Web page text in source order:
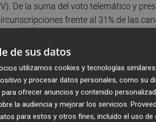
De la suma del voto telemático y
frente al 31% de las
como de la lista provincial con un
Blanesse ha impuestoal ex
de sus datos
utilizamos cookies y tecnologías
y procesar datos personales, como su
ofrecer anuncios y contenido
la audiencia y mejorar los servicios.
para estos y otros fines, incluido el uso